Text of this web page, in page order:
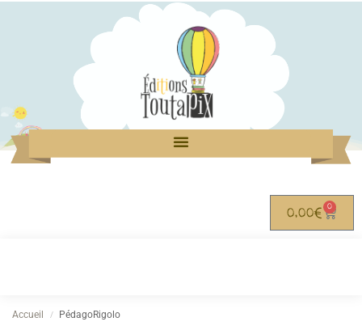
0,00€ 0
Accueil / PédagoRigolo